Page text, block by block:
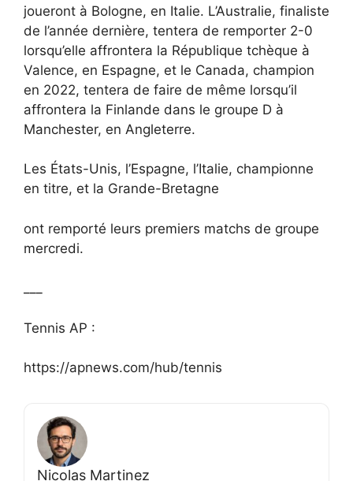
joueront à Bologne, en Italie. L’Australie, finaliste
de l’année dernière, tentera de remporter 2-0
lorsqu’elle affrontera la République tchèque à
Valence, en Espagne, et le Canada, champion
en 2022, tentera de faire de même lorsqu’il
affrontera la Finlande dans le groupe D à
Manchester, en Angleterre.
Les États-Unis, l’Espagne, l’Italie, championne
en titre, et la Grande-Bretagne
ont remporté leurs premiers matchs de groupe
mercredi.
Tennis AP :
https://apnews.com/hub/tennis
Nicolas Martinez